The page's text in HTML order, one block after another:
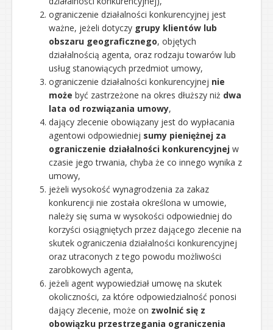
ograniczenie działalności konkurencyjnej jest
ważne, jeżeli dotyczy grupy klientów lub
obszaru geograficznego, objętych
działalnością agenta, oraz rodzaju towarów lub
usług stanowiących przedmiot umowy,
ograniczenie działalności konkurencyjnej nie
może być zastrzeżone na okres dłuższy niż dwa
lata od rozwiązania umowy,
dający zlecenie obowiązany jest do wypłacania
agentowi odpowiedniej sumy pieniężnej za
ograniczenie działalności konkurencyjnej w
czasie jego trwania, chyba że co innego wynika z
umowy,
jeżeli wysokość wynagrodzenia za zakaz
konkurencji nie została określona w umowie,
należy się suma w wysokości odpowiedniej do
korzyści osiągniętych przez dającego zlecenie na
skutek ograniczenia działalności konkurencyjnej
oraz utraconych z tego powodu możliwości
zarobkowych agenta,
jeżeli agent wypowiedział umowę na skutek
okoliczności, za które odpowiedzialność ponosi
dający zlecenie, może on zwolnić się z
obowiązku przestrzegania ograniczenia